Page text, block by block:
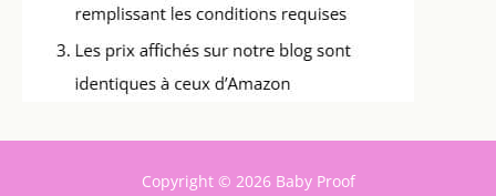
Copyright © 2026 Baby Proof